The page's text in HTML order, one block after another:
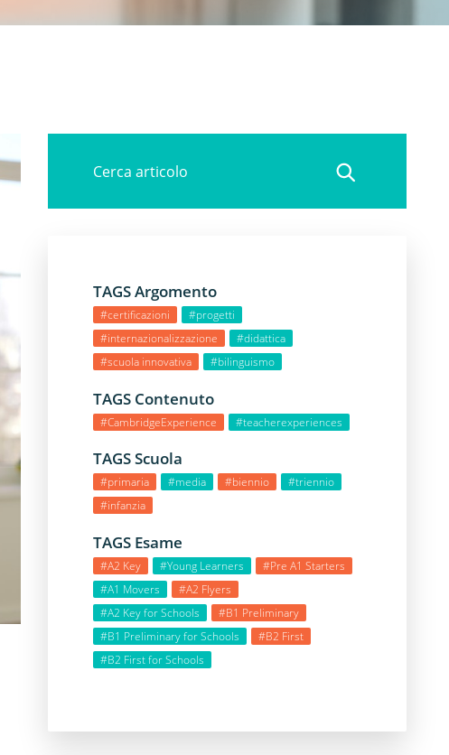
TAGS Argomento
#certificazioni
#progetti
#internazionalizzazione
#didattica
#scuola innovativa
#bilinguismo
TAGS Contenuto
#CambridgeExperience #teacherexperiences
TAGS Scuola
#primaria #media #biennio
#triennio
#infanzia
TAGS Esame
#A2 Key #Young Learners
#Pre A1 Starters
#A1 Movers
#A2 Flyers
#A2 Key for Schools
#B1 Preliminary
#B1 Preliminary for Schools
#B2 First
#B2 First for Schools